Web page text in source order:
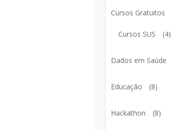
Cursos Gratuitos
Cursos SUS (4)
Dados em Saúde
Educação (8)
Hackathon (8)